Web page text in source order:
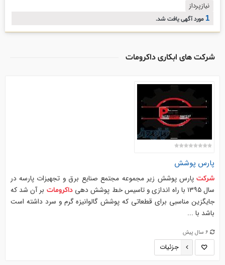
نیازپرداز
1 مورد آگهی یافت شد.
شرکت های ابکاری داکرومات
پارس پوشش
شرکتپارس پوشش زیر مجموعه مجتمع صنایع برق و تجهیزات پارسه در
سال ۱۳۹۵ با راه اندازی و تاسیس خط پوشش دهی
داکرومات بر آن شد که
جایگزین مناسبی برای قطعاتی که پوشش گالوانیزه گرم و سرد داشته است
باشد با ...
6 سال پیش
جزئیات